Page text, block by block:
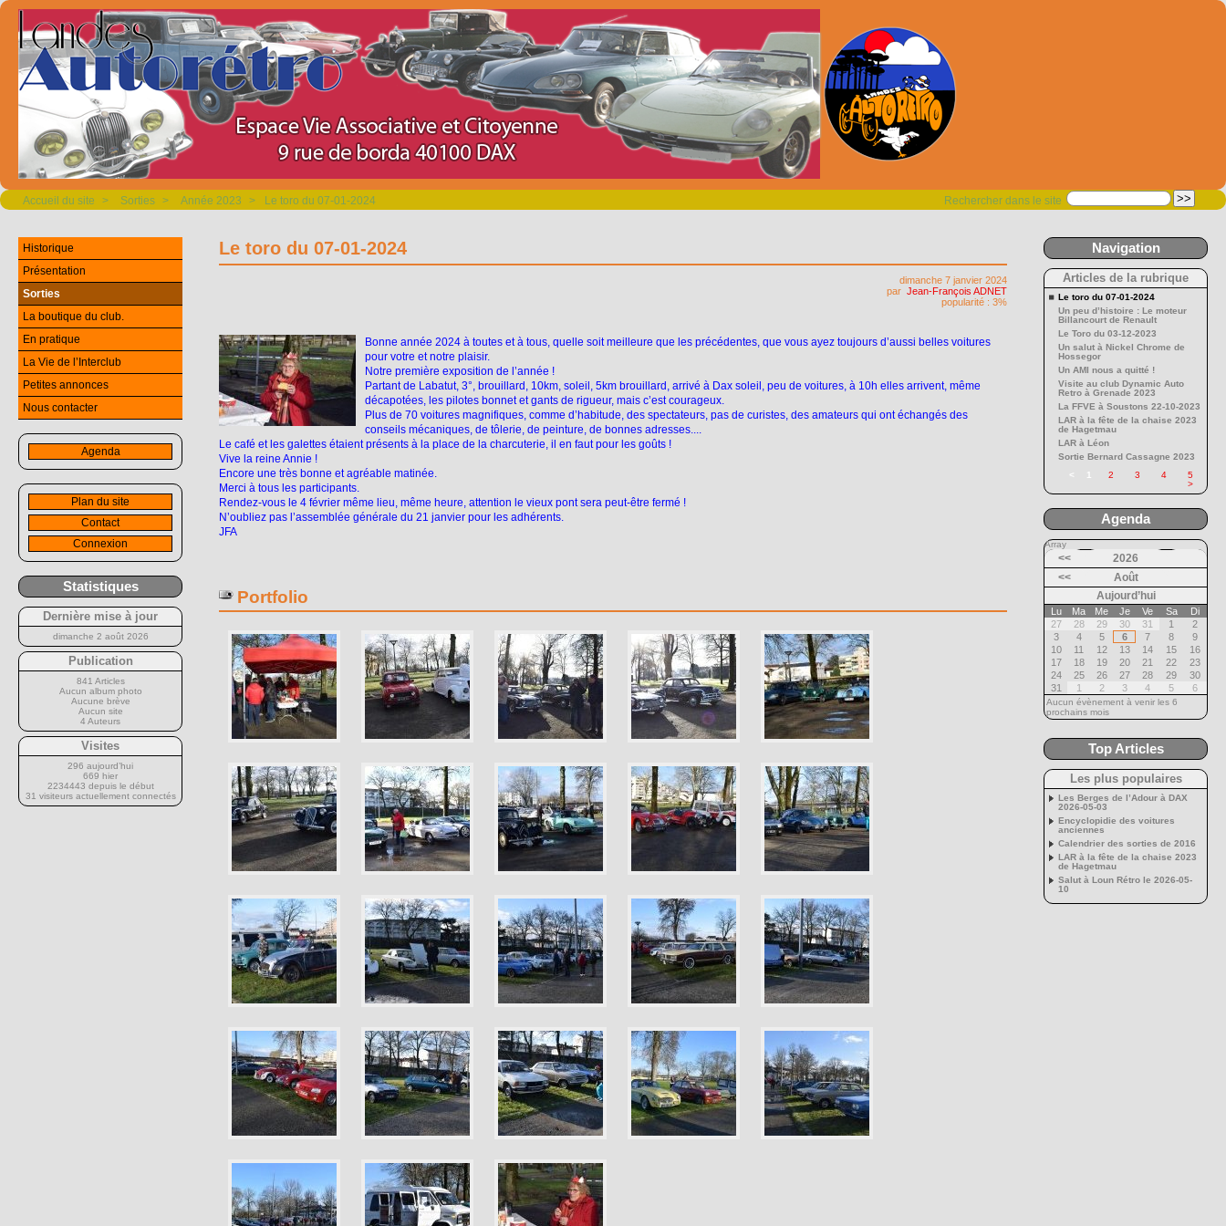
Rechercher dans le site
Accueil du site > Sorties > Année 2023 > Le toro du 07-01-2024
Le toro du 07-01-2024
dimanche 7 janvier 2024
par Jean-François ADNET
popularité : 3%
Bonne année 2024 à toutes et à tous, quelle soit meilleure que les précédentes, que vous ayez toujours d’aussi belles voitures
pour votre et notre plaisir.
Notre première exposition de l’année !
Partant de Labatut, 3°, brouillard, 10km, soleil, 5km brouillard, arrivé à Dax soleil, peu de voitures, à 10h elles arrivent, même
décapotées, les pilotes bonnet et gants de rigueur, mais c’est courageux.
Plus de 70 voitures magnifiques, comme d’habitude, des spectateurs, pas de curistes, des amateurs qui ont échangés des
conseils mécaniques, de tôlerie, de peinture, de bonnes adresses....
Le café et les galettes étaient présents à la place de la charcuterie, il en faut pour les goûts !
Vive la reine Annie !
Encore une très bonne et agréable matinée.
Merci à tous les participants.
Rendez-vous le 4 février même lieu, même heure, attention le vieux pont sera peut-être fermé !
N’oubliez pas l’assemblée générale du 21 janvier pour les adhérents.
JFA
Portfolio
Historique
Présentation
Sorties
La boutique du club.
En pratique
La Vie de l’Interclub
Petites annonces
Nous contacter
Agenda
Plan du site
Contact
Connexion
Statistiques
Dernière mise à jour
dimanche 2 août 2026
Publication
841 Articles
Aucun album photo
Aucune brève
Aucun site
4 Auteurs
Visites
296 aujourd’hui
669 hier
2234443 depuis le début
31 visiteurs actuellement connectés
Navigation
Articles de la rubrique
Le toro du 07-01-2024
Un peu d’histoire : Le moteur
Billancourt de Renault
Le Toro du 03-12-2023
Un salut à Nickel Chrome de
Hossegor
Un AMI nous a quitté !
Visite au club Dynamic Auto
Retro à Grenade 2023
La FFVE à Soustons 22-10-2023
LAR à la fête de la chaise 2023
de Hagetmau
LAR à Léon
Sortie Bernard Cassagne 2023
<
1 2 3 4
5
>
Agenda
Array
<<
2026
<<
Août
Aujourd’hui
Lu Ma Me Je Ve Sa
Di
27
28 29 30 31 1
2
3
4 5 6 7 8
9
10
11 12 13 14 15
16
17
18 19 20 21 22
23
24
25 26 27 28 29
30
31
1 2 3 4 5 6
Aucun évènement à venir les 6
prochains mois
Top Articles
Les plus populaires
Les Berges de l’Adour à DAX
2026-05-03
Encyclopidie des voitures
anciennes
Calendrier des sorties de 2016
LAR à la fête de la chaise 2023
de Hagetmau
Salut à Loun Rétro le 2026-05-
10